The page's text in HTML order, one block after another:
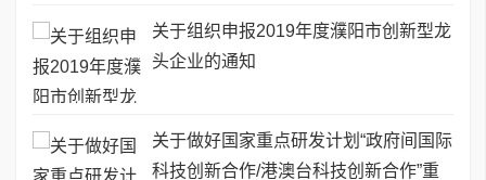
关于组织申报2019年度濮阳市创新型龙
头企业的通知
关于做好国家重点研发计划“政府间国际
科技创新合作/港澳台科技创新合作”重